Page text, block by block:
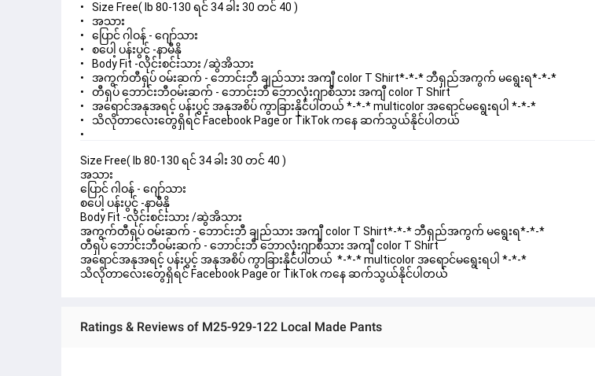
Size Free( lb 80-130 ရင် 34 ခါး 30 တင် 40 )
အသား
ပြောင် ဂါဝန် - ဂျော်သား
စပေါ့ ပန်းပွင့် -နာမီနို
Body Fit -လိုင်းစင်းသား /ဆွဲအိသား
အကွက်တီရှပ် ဝမ်းဆက် - ဘောင်းဘီ ချည်သား အကျီ color T Shirt*-*-* ဘီရှည်အကွက် မရွေးရ*-*-*
တီရှပ် ဘောင်းဘီဝမ်းဆက် - ဘောင်းဘီ ဘောလုံးဂျာစီသား အကျီ color T Shirt
အရောင်အနုအရင့် ပန်းပွင့် အနုအစိပ် ကွာခြားနိုင်ပါတယ် *-*-* multicolor အရောင်မရွေးရပါ *-*-*
သိလိုတာလေးတွေရှိရင် Facebook Page or TikTok ကနေ ဆက်သွယ်နိုင်ပါတယ်
Size Free( lb 80-130 ရင် 34 ခါး 30 တင် 40 )
အသား
ပြောင် ဂါဝန် - ဂျော်သား
စပေါ့ ပန်းပွင့် -နာမီနို
Body Fit -လိုင်းစင်းသား /ဆွဲအိသား
အကွက်တီရှပ် ဝမ်းဆက် - ဘောင်းဘီ ချည်သား အကျီ color T Shirt*-*-* ဘီရှည်အကွက် မရွေးရ*-*-*
တီရှပ် ဘောင်းဘီဝမ်းဆက် - ဘောင်းဘီ ဘောလုံးဂျာစီသား အကျီ color T Shirt
အရောင်အနုအရင့် ပန်းပွင့် အနုအစိပ် ကွာခြားနိုင်ပါတယ်  *-*-* multicolor အရောင်မရွေးရပါ *-*-*
သိလိုတာလေးတွေရှိရင် Facebook Page or TikTok ကနေ ဆက်သွယ်နိုင်ပါတယ်
Ratings & Reviews of M25-929-122 Local Made Pants